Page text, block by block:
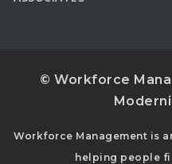
© Workforce
Workforce Management is
helping people